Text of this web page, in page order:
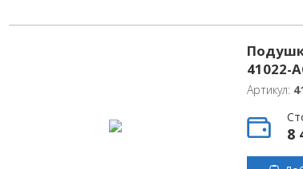
41022-
Артикул:
8